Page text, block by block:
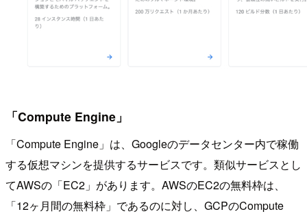
「Compute Engine」
「Compute Engine」は、Googleのデータセンター内で稼働
する仮想マシンを提供するサービスです。類似サービスとし
てAWSの「EC2」があります。AWSのEC2の無料枠は、
「12ヶ月間の無料枠」であるのに対し、GCPのCompute